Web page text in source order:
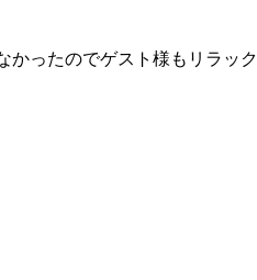
ったのでゲスト様もリラッ